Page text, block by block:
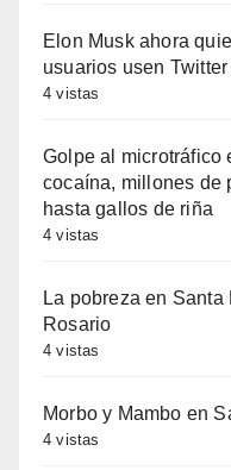
Elon Musk ahora
usuarios usen Twitter
4 vistas
Golpe al microtráfico
cocaína, millones de
hasta gallos de riña
4 vistas
La pobreza en
Rosario
4 vistas
Morbo y Mambo en
4 vistas